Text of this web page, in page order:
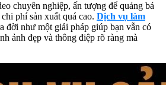
chuyên nghiệp, ấn tượng để quảng bá
phí sản xuất quá cao. Dịch vụ làm
đời như một giải pháp giúp bạn vẫn có
ảnh đẹp và thông điệp rõ ràng mà